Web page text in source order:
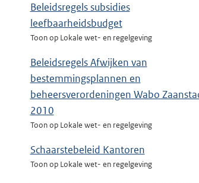
Beleidsregels subsidies
leefbaarheidsbudget
Toon op Lokale wet- en regelgeving
Beleidsregels Afwijken van
bestemmingsplannen en
beheersverordeningen Wabo
2010
Toon op Lokale wet- en regelgeving
Schaarstebeleid Kantoren
Toon op Lokale wet- en regelgeving